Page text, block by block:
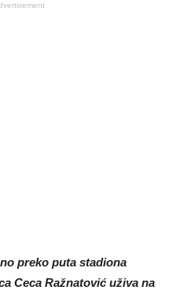
preko puta stadiona
Ceca Ražnatović uživa na